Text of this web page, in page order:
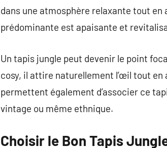
dans une atmosphère relaxante tout
prédominante est apaisante et
Un tapis jungle peut devenir le point
cosy, il attire naturellement l’œil tout
permettent également d’associer ce
vintage ou même ethnique.
Choisir le Bon Tapis